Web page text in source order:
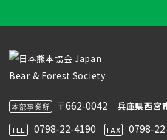
本部事業所 〒662-0042 兵庫県西宮
TEL 0798-22-4190 FAX 0798-